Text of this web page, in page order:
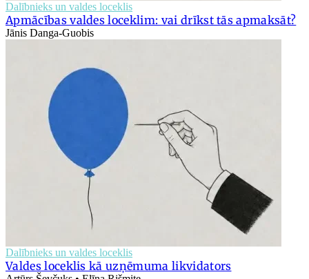
Dalībnieks un valdes loceklis
Apmācības valdes loceklim: vai drīkst tās apmaksāt?
Jānis Danga-Guobis
Dalībnieks un valdes loceklis
Valdes loceklis kā uzņēmuma likvidators